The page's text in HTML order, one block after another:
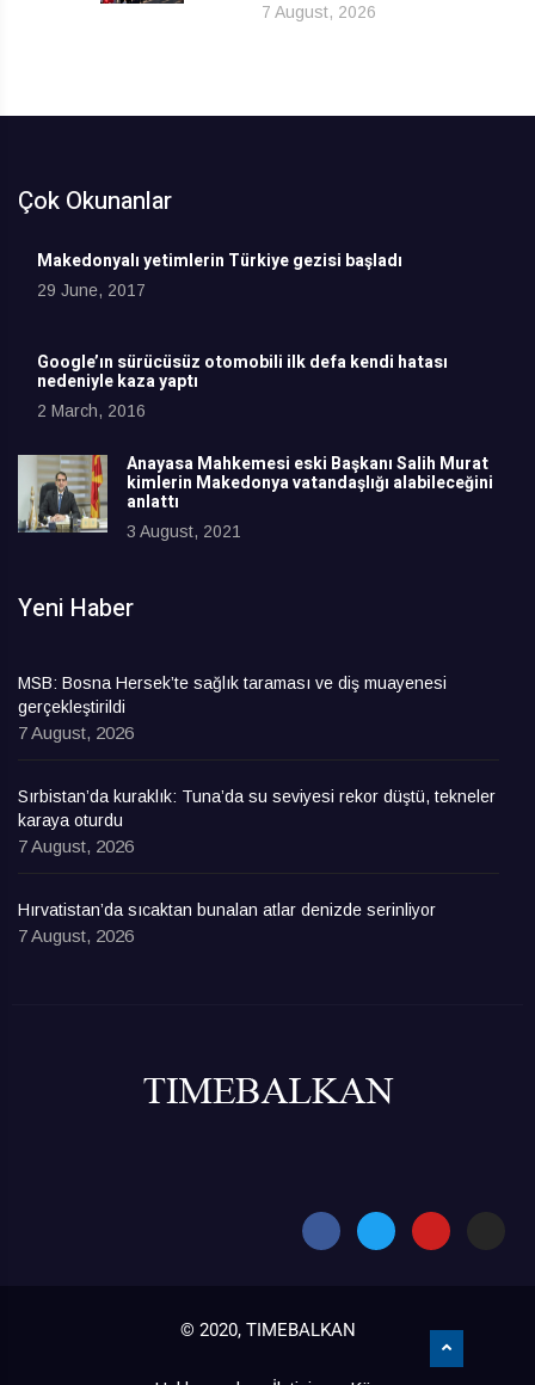
7 August, 2026
Çok Okunanlar
Makedonyalı yetimlerin Türkiye gezisi başladı
29 June, 2017
Google’ın sürücüsüz otomobili ilk defa kendi hatası
nedeniyle kaza yaptı
2 March, 2016
Anayasa Mahkemesi eski Başkanı Salih Murat
kimlerin Makedonya vatandaşlığı alabileceğini
anlattı
3 August, 2021
Yeni Haber
MSB: Bosna Hersek’te sağlık taraması ve diş muayenesi
gerçekleştirildi
7 August, 2026
Sırbistan’da kuraklık: Tuna’da su seviyesi rekor düştü, tekneler
karaya oturdu
7 August, 2026
Hırvatistan’da sıcaktan bunalan atlar denizde serinliyor
7 August, 2026
© 2020, TIMEBALKAN